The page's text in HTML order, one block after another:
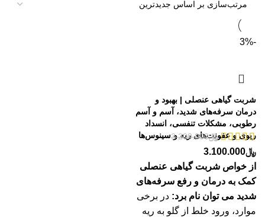
-3%
شربت گیاهی عنصلی | بهبود و
درمان سرفه‌های شدید، آسم و آسم
رطوبی، مشکلات تنفسی، انسداد
ریوی و عفونت‌های ریه و سینوس‌ها
﷼3.200.000
﷼3.100.000
از خواص شربت گیاهی عنصلی
کمک به درمان و رفع سرفه‌های
شدید می توان نام برد: در برخی
موارد، ورود خلط از گلو به ریه